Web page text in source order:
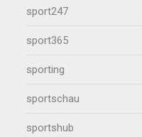
sport247
sport365
sporting
sportschau
sportshub